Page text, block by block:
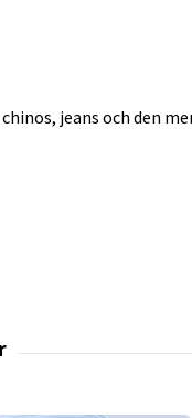
jeans och den